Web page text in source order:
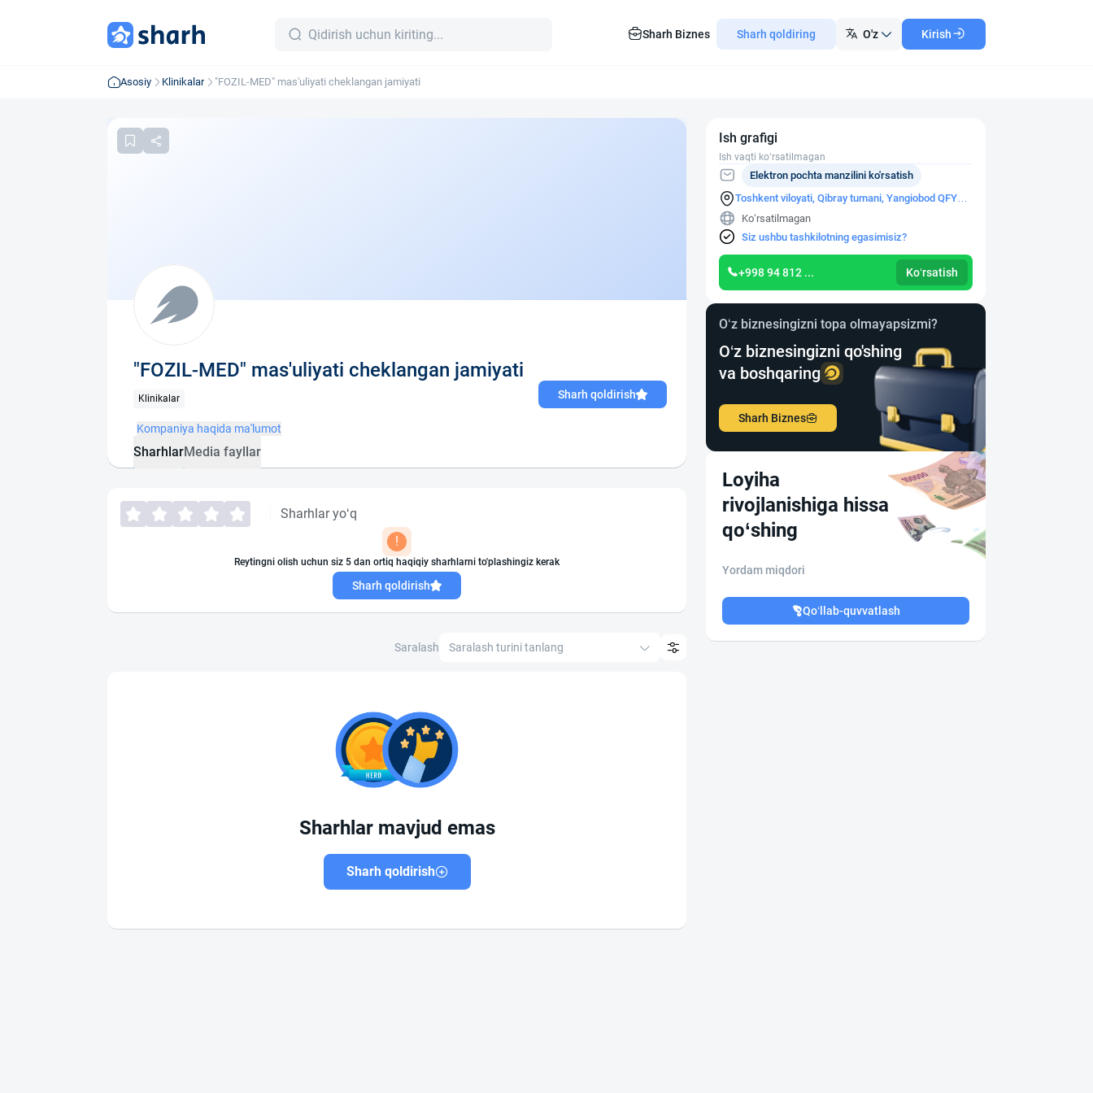
Sharh Biznes Sharh qoldiring O'z Kirish
Asosiy Klinikalar "FOZIL-MED" mas'uliyati cheklangan jamiyati
"FOZIL-MED" mas'uliyati cheklangan jamiyati
Klinikalar Sharh qoldirish
Kompaniya haqida ma'lumot
SharhlarMedia fayllar
Sharhlar yo‘q
!
Reytingni olish uchun siz 5 dan ortiq haqiqiy sharhlarni to'plashingiz kerak
Sharh qoldirish
Saralash Saralash turini tanlang
Sharhlar mavjud emas
Sharh qoldirish
Ish grafigi
Ish vaqti ko‘rsatilmagan
Toshkent viloyati, Qibray tumani, Yangiobod QFY
Buyuk kelajak ko'chasi, 1-uy
Elektron pochta manzilini ko'rsatish
Ko‘rsatilmagan
Siz ushbu tashkilotning egasimisiz?
+998 94 812 ... Ko‘rsatish
O‘z biznesingizni topa olmayapsizmi?
O‘z biznesingizni qo'shing
va boshqaring
Sharh Biznes
Loyiha
rivojlanishiga hissa
qo‘shing
Yordam miqdori
Qo‘llab-quvvatlash